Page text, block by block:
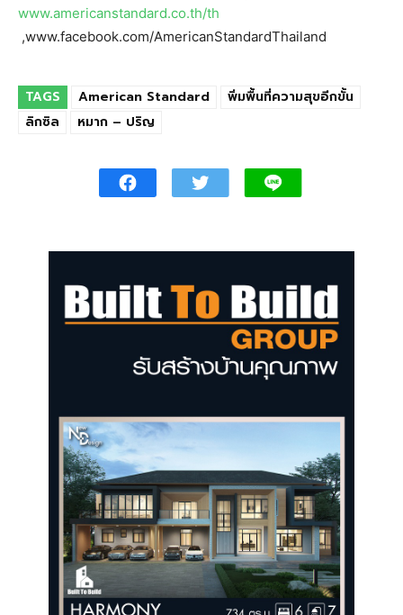
www.americanstandard.co.th/th
,www.facebook.com/AmericanStandardThailand
TAGS American Standard
พิ่มพื้นที่ความสุขอีกขั้น
ลิกซิล
หมาก – ปริญ